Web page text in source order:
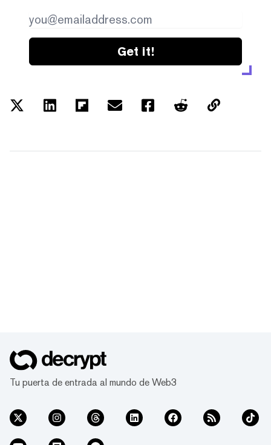
Get it!
Tu puerta de entrada al mundo de Web3